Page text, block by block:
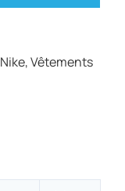
Nike,Vêtements